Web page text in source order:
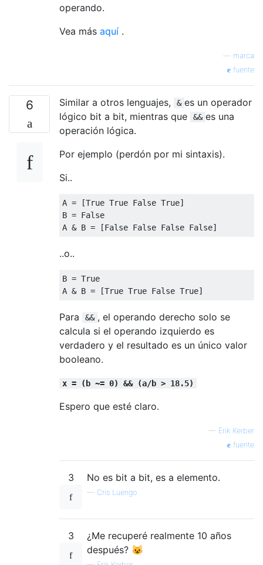
operando.
Vea más aquí .
marca
fuente
6 Similar a otros lenguajes, & es un operador
lógico bit a bit, mientras que
&& es una
operación lógica.
Por ejemplo (perdón por mi sintaxis).
Si..
A = [True True False True]
B = False
A & B = [False False False False]
..o..
B = True
A & B = [True True False True]
Para && , el operando derecho solo se
calcula si el operando izquierdo es
verdadero y el resultado es un único valor
booleano.
x = (b ~= 0) && (a/b > 18.5)
Espero que esté claro.
— Erik Kerber
fuente
3 No es bit a bit, es a elemento.
— Cris Luengo
3
¿Me recuperé realmente 10 años
después? 😺